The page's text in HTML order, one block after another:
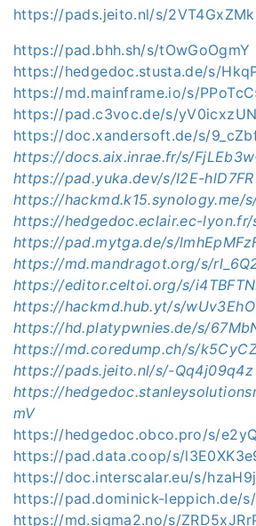
https://pads.jeito.nl/s/
https://pad.bhh.sh/s/tOwGoOgmY
https://hedgedoc.stusta.de/s/
https://md.mainframe.io/s/
https://pad.c3voc.de/s/yV0icxzUN
https://doc.xandersoft.de/s/
https://docs.aix.inrae.fr/s/
https://pad.yuka.dev/s/I2E-hlD7FR
https://hackmd.k15.synology.me/
https://hedgedoc.eclair.ec-lyon.fr/
https://pad.mytga.de/s/
https://md.mandragot.org/s/
https://editor.celtoi.org/s/
https://hackmd.hub.yt/s/
https://hd.platypwnies.de/s/
https://md.coredump.ch/s/
https://pads.jeito.nl/s/-Qq4j09q4z
https://
mV
https://hedgedoc.obco.pro/s/
https://pad.data.coop/s/
https://doc.interscalar.eu/s/
https://pad.dominick-leppich.de/s/
https://md.sigma2.no/s/